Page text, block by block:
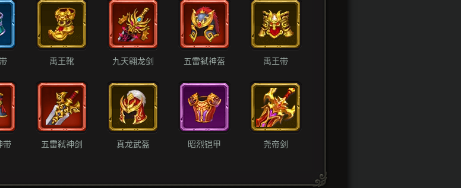
禹王靴 九天翱龙剑 五雷弑神盔 禹王带
带 五雷弑神剑 真龙武盔 昭烈铠甲 尧帝剑